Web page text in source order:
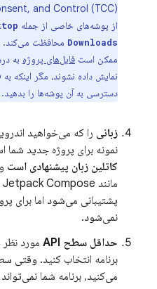
از پوشه‌های خاصی از جمله
Downloads محافظت می‌کند.
ممکن است فایل‌های پروژه
دسترسی به آن پوشه‌ها را بدهید.
زبانی را که می‌خواهید
نمونه برای پروژه جدید شما
کاتلین زبان پیشنهادی است
پشتیبانی می‌شود اما برای
نمی‌شود.
حداقل سطح API
مورد نظر